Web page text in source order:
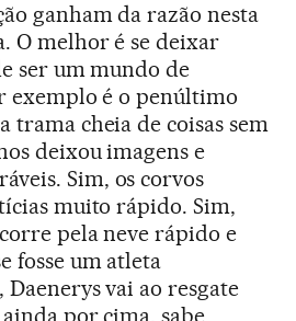
ganham da razão nesta
O melhor é se deixar
ser um mundo de
exemplo é o penúltimo
trama cheia de coisas sem
deixou imagens e
Sim, os corvos
muito rápido. Sim,
pela neve rápido e
fosse um atleta
vai ao resgate
por cima, sabe